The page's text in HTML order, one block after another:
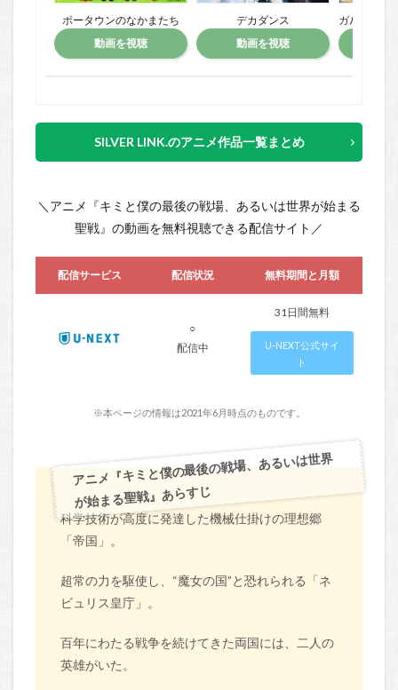
ポータウンのなかまたち
動画を視聴
デカダンス
動画を視聴
ガル学。〜聖ガ
SILVER LINK.のアニメ作品一覧まとめ
＼アニメ『キミと僕の最後の戦場、あるいは世界が始まる
聖戦』の動画を無料視聴できる配信サイト／
配信サービス 配信状況 無料期間と月額
○
配信中
31日間無料
U-NEXT公式サイ
ト
※本ページの情報は2021年6月時点のものです。
アニメ『キミと僕の最後の戦場、あるいは世界
が始まる聖戦』あらすじ
科学技術が高度に発達した機械仕掛けの理想郷
「帝国」。
超常の力を駆使し、“魔女の国”と恐れられる「ネ
ビュリス皇庁」。
百年にわたる戦争を続けてきた両国には、二人の
英雄がいた。